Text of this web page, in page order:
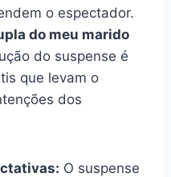
o espectador.
do meu marido
do suspense é
que levam o
dos
O suspense